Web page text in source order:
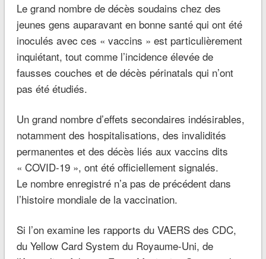
Le grand nombre de décès soudains chez des
jeunes gens auparavant en bonne santé qui ont été
inoculés avec ces « vaccins » est particulièrement
inquiétant, tout comme l’incidence élevée de
fausses couches et de décès périnatals qui n’ont
pas été étudiés.
Un grand nombre d’effets secondaires indésirables,
notamment des hospitalisations, des invalidités
permanentes et des décès liés aux vaccins dits
« COVID-19 », ont été officiellement signalés.
Le nombre enregistré n’a pas de précédent dans
l’histoire mondiale de la vaccination.
Si l’on examine les rapports du VAERS des CDC,
du Yellow Card System du Royaume-Uni, de